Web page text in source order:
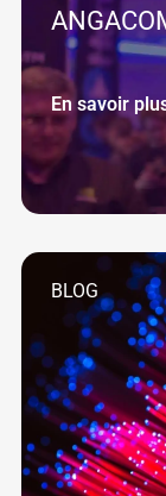
En savoir
BLOG